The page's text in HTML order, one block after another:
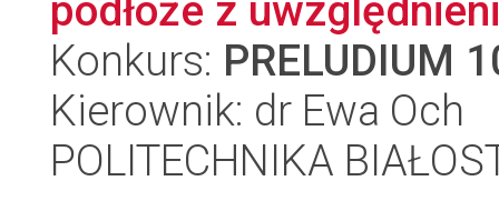
podłoże z
Konkurs: PRELUDIUM
Kierownik: dr Ewa Och
POLITECHNIKA